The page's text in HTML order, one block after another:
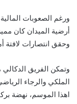
ورغم الصعوبات
أرضية الميدان كان
وحقق انتصارات لافتة
وتمكن الفريق
الملكي والرجاء
اهذا الموسم، نهضة